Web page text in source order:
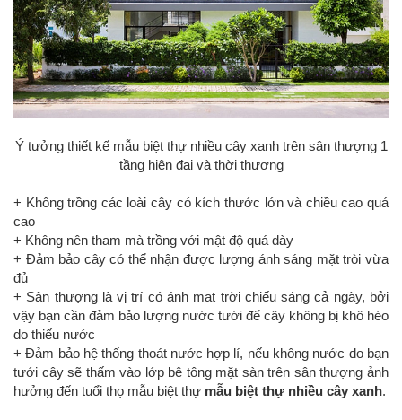
Ý tưởng thiết kế mẫu biệt thự nhiều cây xanh trên sân thượng 1
tầng hiện đại và thời thượng
+ Không trồng các loài cây có kích thước lớn và chiều cao quá
cao
+ Không nên tham mà trồng với mật độ quá dày
+ Đảm bảo cây có thể nhận được lượng ánh sáng mặt tròi vừa
đủ
+ Sân thượng là vị trí có ánh mat trời chiếu sáng cả ngày, bởi
vậy bạn cần đảm bảo lượng nước tưới để cây không bị khô héo
do thiếu nước
+ Đảm bảo hệ thống thoát nước hợp lí, nếu không nước do bạn
tưới cây sẽ thấm vào lớp bê tông mặt sàn trên sân thượng ảnh
hưởng đến tuổi thọ mẫu biệt thự mẫu biệt thự nhiều cây xanh.